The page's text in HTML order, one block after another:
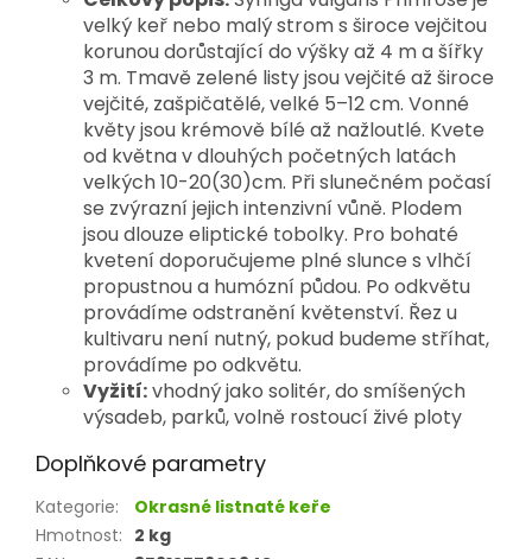
velký keř nebo malý strom s široce vejčitou
korunou dorůstající do výšky až 4 m a šířky
3 m. Tmavě zelené listy jsou vejčité až široce
vejčité, zašpičatělé, velké 5–12 cm. Vonné
květy jsou krémově bílé až nažloutlé. Kvete
od května v dlouhých početných latách
velkých 10-20(30)cm. Při slunečném počasí
se zvýrazní jejich intenzivní vůně. Plodem
jsou dlouze eliptické tobolky. Pro bohaté
kvetení doporučujeme plné slunce s vlhčí
propustnou a humózní půdou. Po odkvětu
provádíme odstranění květenství. Řez u
kultivaru není nutný, pokud budeme stříhat,
provádíme po odkvětu.
Vyžití:vhodný jako solitér, do smíšených
výsadeb, parků, volně rostoucí živé ploty
Doplňkové parametry
Kategorie:
Okrasné listnaté keře
Hmotnost: 2 kg